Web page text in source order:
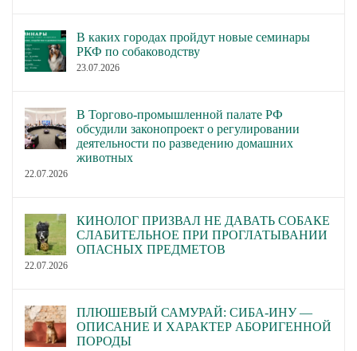
В каких городах пройдут новые семинары
РКФ по собаководству
23.07.2026
В Торгово-промышленной палате РФ
обсудили законопроект о регулировании
деятельности по разведению домашних
животных
22.07.2026
КИНОЛОГ ПРИЗВАЛ НЕ ДАВАТЬ СОБАКЕ
СЛАБИТЕЛЬНОЕ ПРИ ПРОГЛАТЫВАНИИ
ОПАСНЫХ ПРЕДМЕТОВ
22.07.2026
ПЛЮШЕВЫЙ САМУРАЙ: СИБА-ИНУ —
ОПИСАНИЕ И ХАРАКТЕР АБОРИГЕННОЙ
ПОРОДЫ